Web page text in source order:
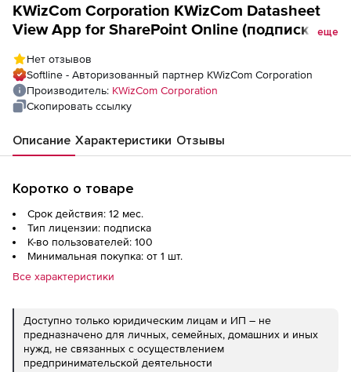
KWizCom Corporation KWizCom Datasheet
View App for SharePoint Online (подписка
лицензию
еще
Нет отзывов
Softline - Авторизованный партнер KWizCom Corporation
Производитель: KWizCom Corporation
Скопировать ссылку
Описание Характеристики Отзывы
Коротко о товаре
Срок действия: 12 мес.
Тип лицензии: подписка
К-во пользователей: 100
Минимальная покупка: от 1 шт.
Все характеристики
Доступно только юридическим лицам и ИП – не
предназначено для личных, семейных, домашних и иных
нужд, не связанных с осуществлением
предпринимательской деятельности